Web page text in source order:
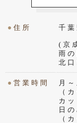
●住所 千
(京
雨
北
●営業時間
月
（
カ
日
（